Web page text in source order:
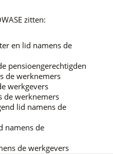
zitten:
en lid namens de
pensioengerechtigden
de werknemers
werkgevers
de werknemers
lid namens de
namens de
de werkgevers